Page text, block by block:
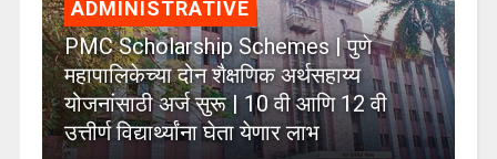
ADMINISTRATIVE
PMC Scholarship Schemes | पुणे
महापालिकेच्या दोन शैक्षणिक अर्थसहाय्य
योजनांसाठी अर्ज सुरू | 10 वी आणि 12 वी
उत्तीर्ण विद्यार्थ्यांना घेता येणार लाभ